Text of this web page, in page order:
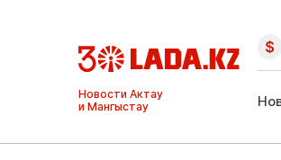
Ақтау және
Манғыстау
жаңалықтары